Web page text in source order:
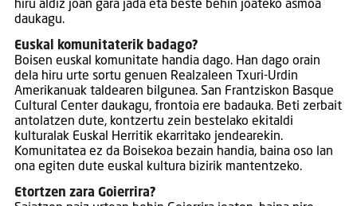
hiru aldiz joan gara jada eta beste behin joateko asmoa
daukagu.
Euskal komunitaterik badago?
Boisen euskal komunitate handia dago. Han dago orain
dela hiru urte sortu genuen Realzaleen Txuri-Urdin
Amerikanuak taldearen bilgunea. San Frantziskon Basque
Cultural Center daukagu, frontoia ere badauka. Beti zerbait
antolatzen dute, kontzertu zein bestelako ekitaldi
kulturalak Euskal Herritik ekarritako jendearekin.
Komunitatea ez da Boisekoa bezain handia, baina oso lan
ona egiten dute euskal kultura bizirik mantentzeko.
Etortzen zara Goierrira?